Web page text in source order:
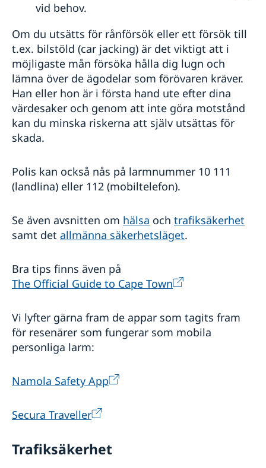
vid behov.
Om du utsätts för rånförsök eller ett försök till
t.ex. bilstöld (car jacking) är det viktigt att i
möjligaste mån försöka hålla dig lugn och
lämna över de ägodelar som förövaren kräver.
Han eller hon är i första hand ute efter dina
värdesaker och genom att inte göra motstånd
kan du minska riskerna att själv utsättas för
skada.
Polis kan också nås på larmnummer 10 111
(landlina) eller 112 (mobiltelefon).
Se även avsnitten om hälsa och trafiksäkerhet
samt det allmänna säkerhetsläget.
Bra tips finns även på
The Official Guide to Cape Town
Vi lyfter gärna fram de appar som tagits fram
för resenärer som fungerar som mobila
personliga larm:
Namola Safety App
Secura Traveller
Trafiksäkerhet